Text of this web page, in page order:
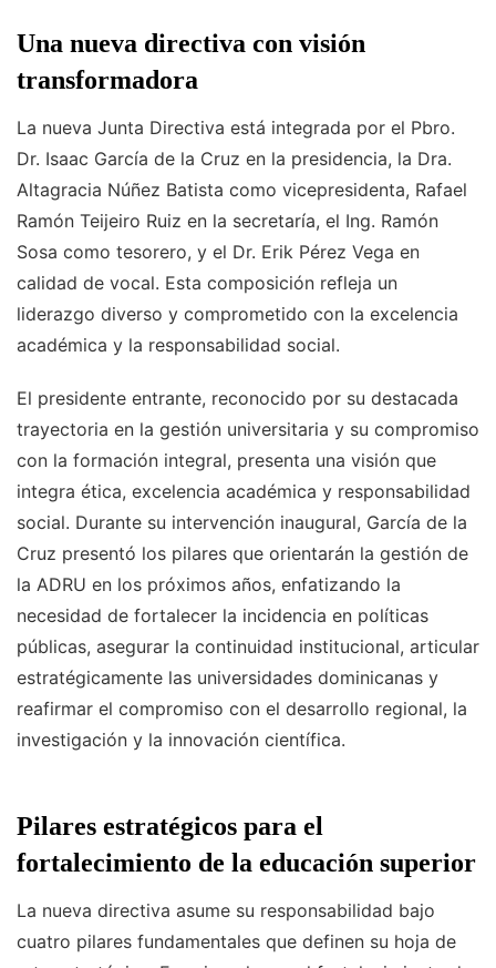
Una nueva directiva con visión
transformadora
La nueva Junta Directiva está integrada por el Pbro.
Dr. Isaac García de la Cruz en la presidencia, la Dra.
Altagracia Núñez Batista como vicepresidenta, Rafael
Ramón Teijeiro Ruiz en la secretaría, el Ing. Ramón
Sosa como tesorero, y el Dr. Erik Pérez Vega en
calidad de vocal. Esta composición refleja un
liderazgo diverso y comprometido con la excelencia
académica y la responsabilidad social.
El presidente entrante, reconocido por su destacada
trayectoria en la gestión universitaria y su compromiso
con la formación integral, presenta una visión que
integra ética, excelencia académica y responsabilidad
social. Durante su intervención inaugural, García de la
Cruz presentó los pilares que orientarán la gestión de
la ADRU en los próximos años, enfatizando la
necesidad de fortalecer la incidencia en políticas
públicas, asegurar la continuidad institucional, articular
estratégicamente las universidades dominicanas y
reafirmar el compromiso con el desarrollo regional, la
investigación y la innovación científica.
Pilares estratégicos para el
fortalecimiento de la educación superior
La nueva directiva asume su responsabilidad bajo
cuatro pilares fundamentales que definen su hoja de